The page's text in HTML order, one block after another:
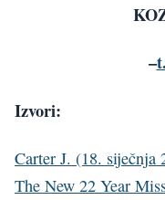
–
Izvori:
Carter J. (18. siječnja
The New 22 Year